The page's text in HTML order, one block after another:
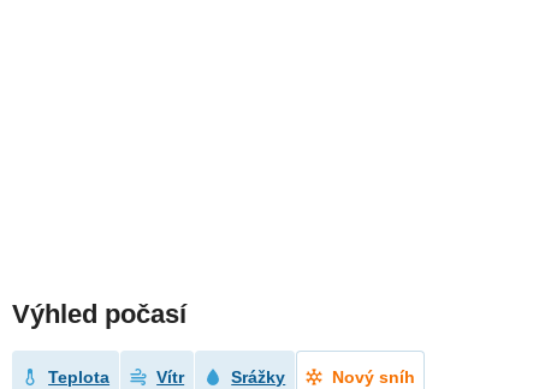
Výhled počasí
Teplota Vítr Srážky Nový sníh